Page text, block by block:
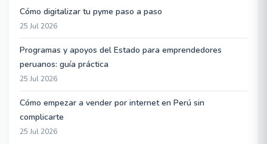
Cómo digitalizar tu pyme paso a paso
25 Jul 2026
Programas y apoyos del Estado para emprendedores
peruanos: guía práctica
25 Jul 2026
Cómo empezar a vender por internet en Perú sin
complicarte
25 Jul 2026